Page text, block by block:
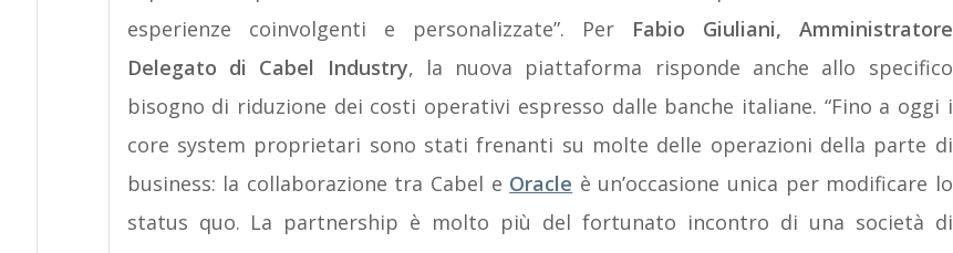
esperienze coinvolgenti e personalizzate”. Per Fabio Giuliani, Amministratore
Delegato di Cabel Industry, la nuova piattaforma risponde anche allo specifico
bisogno di riduzione dei costi operativi espresso dalle banche italiane. “Fino a oggi i
core system proprietari sono stati frenanti su molte delle operazioni della parte di
business: la collaborazione tra Cabel e Oracle è un’occasione unica per modificare lo
status quo. La partnership è molto più del fortunato incontro di una società di